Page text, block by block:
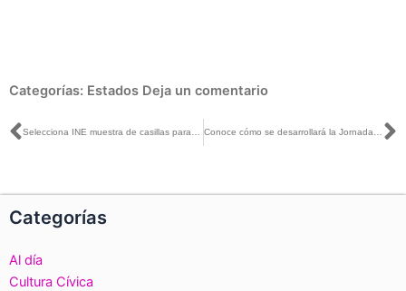
Categorías: Estados Deja un comentario
Ant
Categorías
Al día
Cultura Cívica